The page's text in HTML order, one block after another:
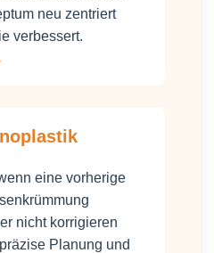
neu zentriert
verbessert.
eine vorherige
nicht korrigieren
Planung und